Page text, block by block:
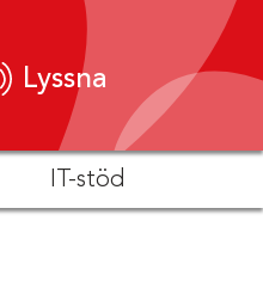
Lyssna
IT-stöd